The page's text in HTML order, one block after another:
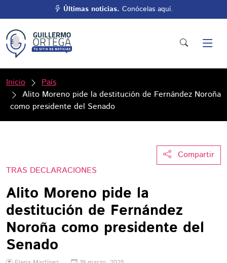
Últimas noticias. Conócelas aquí.
Inicio
País
Alito Moreno pide la destitución de Fernández Noroña
como presidente del Senado
Compartir
TRAS DECLARACIONES
Alito Moreno pide la
destitución de Fernández
Noroña como presidente del
Senado